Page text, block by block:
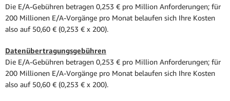
Die E/A-Gebühren betragen 0,253 € pro Million Anforderungen; für
200 Millionen E/A-Vorgänge pro Monat belaufen sich Ihre Kosten
also auf 50,60 € (0,253 € x 200).
Datenübertragungsgebühren
Die E/A-Gebühren betragen 0,253 € pro Million Anforderungen; für
200 Millionen E/A-Vorgänge pro Monat belaufen sich Ihre Kosten
also auf 50,60 € (0,253 € x 200).